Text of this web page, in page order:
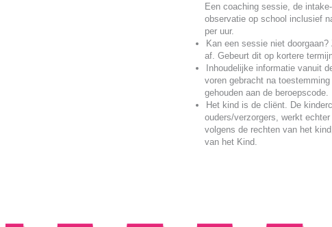
Een coaching sessie, de
observatie op school inclusief
per uur.
Kan een sessie niet
af. Gebeurt dit op kortere
Inhoudelijke informatie vanuit
voren gebracht na
gehouden aan de beroepscode.
Het kind is de cliënt. De
ouders/verzorgers, werkt
volgens de rechten van het
van het Kind.